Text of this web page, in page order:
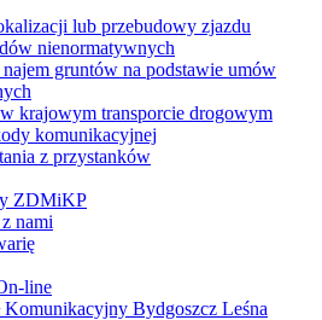
lub przebudowy zjazdu
nienormatywnych
gruntów na podstawie umów
krajowym transporcie drogowym
komunikacyjnej
z przystanków
ZDMiKP
nami
line
Komunikacyjny Bydgoszcz Leśna